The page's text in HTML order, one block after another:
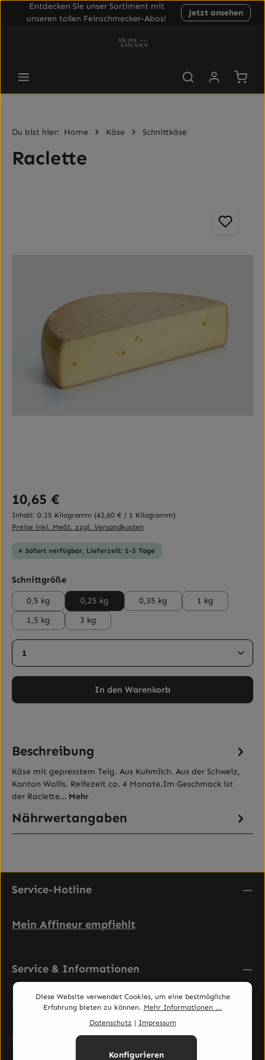
Entdecken Sie unser Sortiment mit
unseren tollen Feinschmecker-Abos!
Jetzt ansehen
Du bist hier: Home Käse Schnittkäse
Raclette
Regulärer Preis:
10,65 €
Inhalt: 0.25 Kilogramm (42,60 € / 1 Kilogramm)
Preise inkl. MwSt. zzgl. Versandkosten
Sofort verfügbar, Lieferzeit: 1-3 Tage
Schnittgrößeauswählen
0,5 kg 0,25 kg 0,35 kg
1 kg
1,5 kg
3 kg
Produkt Anzahl: Gib den gewünschten Wert ein
In den Warenkorb
Beschreibung
Käse mit gepresstem Teig. Aus Kuhmilch. Aus der Schweiz,
Kanton Wallis. Reifezeit ca. 4 Monate.Im Geschmack ist
der Raclette… Mehr
Nährwertangaben
Service-Hotline
Mein Affineur empfiehlt
Service & Informationen
Rechtliches
Newsletter abonnieren
Diese Website verwendet Cookies, um eine bestmögliche
Erfahrung bieten zu können. Mehr Informationen ...
Datenschutz | Impressum
Konfigurieren